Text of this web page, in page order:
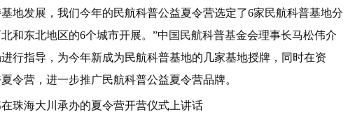
地发展，我们今年的民航科普公益夏令营选定了6家民航科普基地分
和东北地区的6个城市开展。”中国民航科普基金会理事长马松伟介
行指导，为今年新成为民航科普基地的几家基地授牌，同时在资
令营，进一步推广民航科普公益夏令营品牌。
珠海大川承办的夏令营开营仪式上讲话